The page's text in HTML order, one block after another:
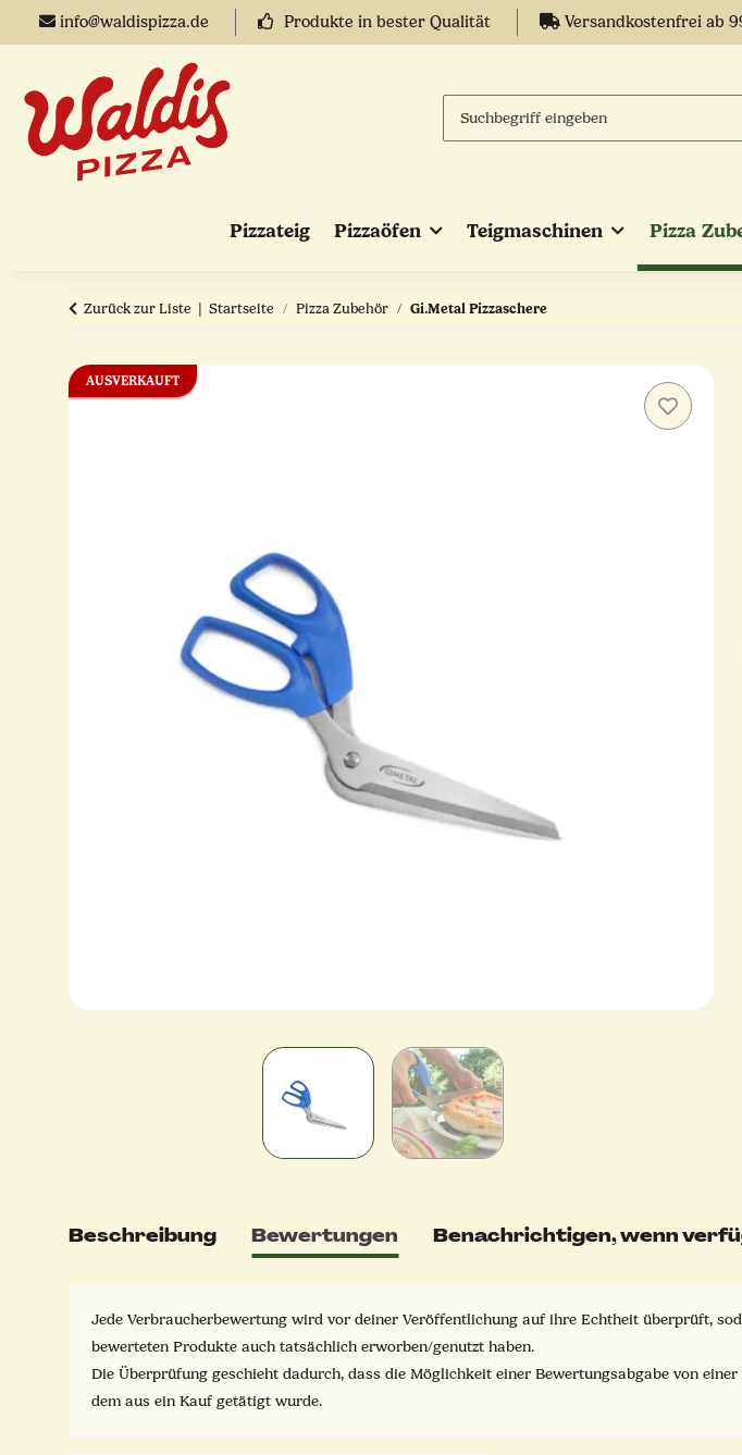
info@waldispizza.de Produkte in bester Qualität Versandkostenfrei ab
Pizzateig Pizzaöfen Teigmaschinen Pizza
Zurück zur Liste Startseite Pizza Zubehör Gi.Metal Pizzaschere
AUSVERKAUFT
Beschreibung Bewertungen Benachrichtigen, wenn
Jede Verbraucherbewertung wird vor deiner Veröffentlichung auf ihre Echtheit überprüft,
bewerteten Produkte auch tatsächlich erworben/genutzt haben.
Die Überprüfung geschieht dadurch, dass die Möglichkeit einer Bewertungsabgabe von
dem aus ein Kauf getätigt wurde.